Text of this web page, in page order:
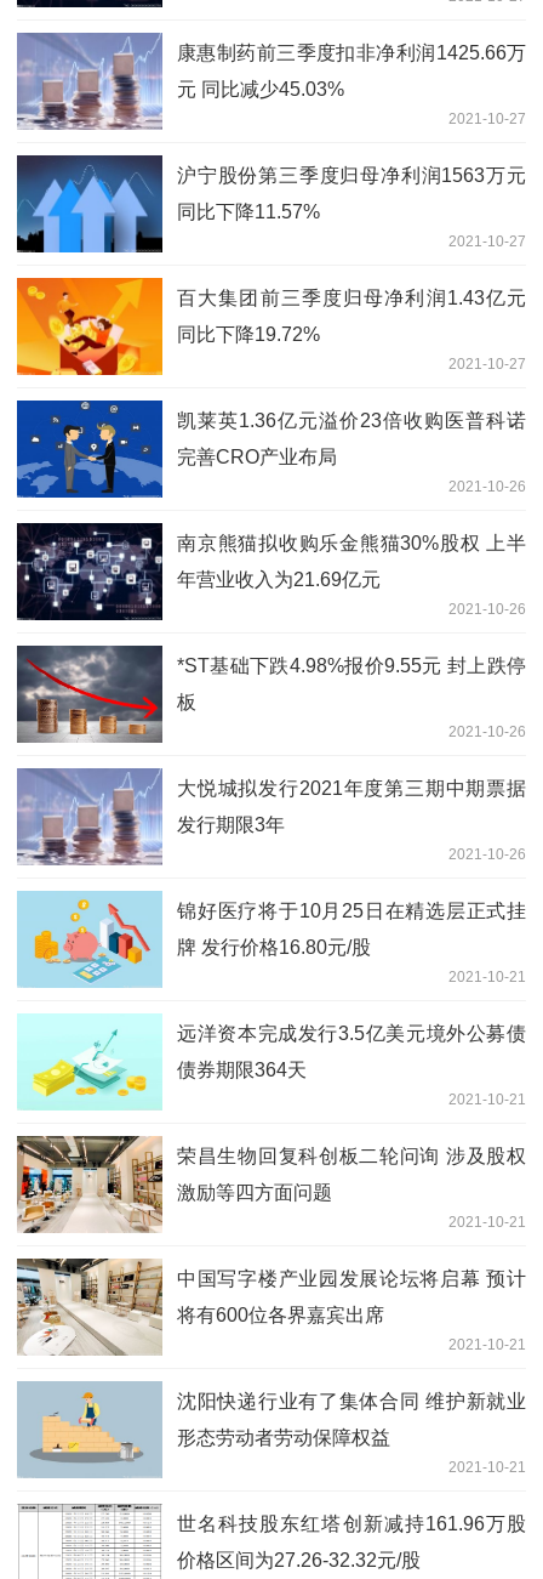
康惠制药前三季度扣非净利润1425.66万
元 同比减少45.03%
2021-10-27
沪宁股份第三季度归母净利润1563万元
同比下降11.57%
2021-10-27
百大集团前三季度归母净利润1.43亿元
同比下降19.72%
2021-10-27
凯莱英1.36亿元溢价23倍收购医普科诺
完善CRO产业布局
2021-10-26
南京熊猫拟收购乐金熊猫30%股权 上半
年营业收入为21.69亿元
2021-10-26
*ST基础下跌4.98%报价9.55元 封上跌停
板
2021-10-26
大悦城拟发行2021年度第三期中期票据
发行期限3年
2021-10-26
锦好医疗将于10月25日在精选层正式挂
牌 发行价格16.80元/股
2021-10-21
远洋资本完成发行3.5亿美元境外公募债
债券期限364天
2021-10-21
荣昌生物回复科创板二轮问询 涉及股权
激励等四方面问题
2021-10-21
中国写字楼产业园发展论坛将启幕 预计
将有600位各界嘉宾出席
2021-10-21
沈阳快递行业有了集体合同 维护新就业
形态劳动者劳动保障权益
2021-10-21
世名科技股东红塔创新减持161.96万股
价格区间为27.26-32.32元/股